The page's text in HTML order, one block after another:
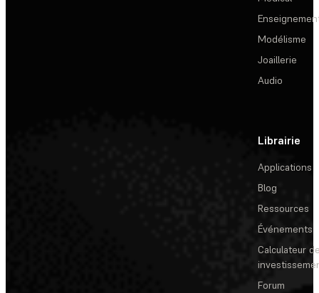
Modélisme
Joaillerie
Audio
Librairie
Applications
Blog
Ressources
Événements
Calculateur
Forum